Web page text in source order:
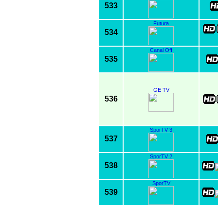
533
534
Futura
535
Canal Off
536
GE TV
537
SporTV 3
538
SporTV 2
539
SporTV